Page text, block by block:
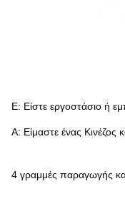
Ε: Είστε εργοστάσιο ή
Α: Είμαστε ένας Κινέζος
4 γραμμές παραγωγής